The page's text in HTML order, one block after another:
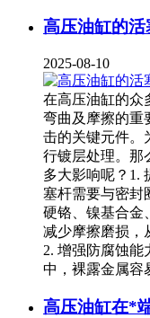
高压油缸的活
2025-08-10
在高压油缸的众
弯曲及摩擦的重
击的关键元件。
行镀层处理。那
多大影响呢？1.
塞杆需要与密封
硬铬、镍基合金
减少摩擦磨损，
2. 增强防腐蚀能
中，裸露金属容
高压油缸在*